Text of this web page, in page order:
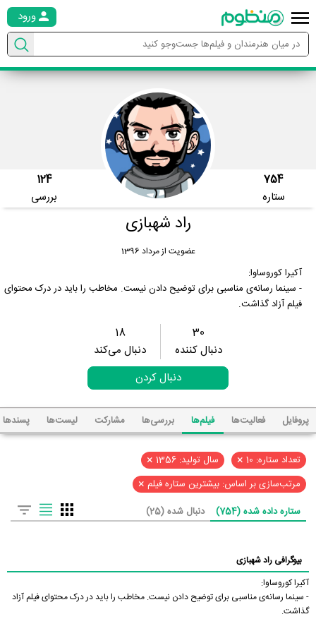
ورود
754
ستاره
124
بررسی
راد شهبازی
عضویت از مرداد 1396
آکیرا کوروساوا:
- سینما رسانه‌ی مناسبی برای توضیح دادن نیست. مخاطب را باید در درک محتوای
فیلم آزاد گذاشت.
30
دنبال کننده
18
دنبال می‌کند
دنبال کردن
پروفایل فعالیت‌ها فیلم‌ها بررسی‌ها مشارکت لیست‌ها پسند‌ها
تعداد ستاره: 10 × سال تولید: 1356 ×
مرتب‌سازی بر اساس: بیشترین ستاره فیلم ×
ستاره داده شده (754) دنبال شده (25)
بیوگرافی راد شهبازی
آکیرا کوروساوا:
- سینما رسانه‌ی مناسبی برای توضیح دادن نیست. مخاطب را باید در درک محتوای فیلم آزاد
گذاشت.